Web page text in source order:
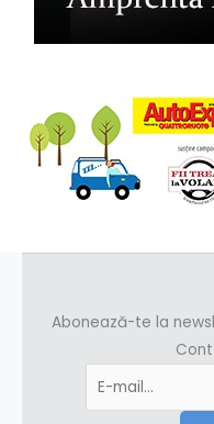
Abonează-te la